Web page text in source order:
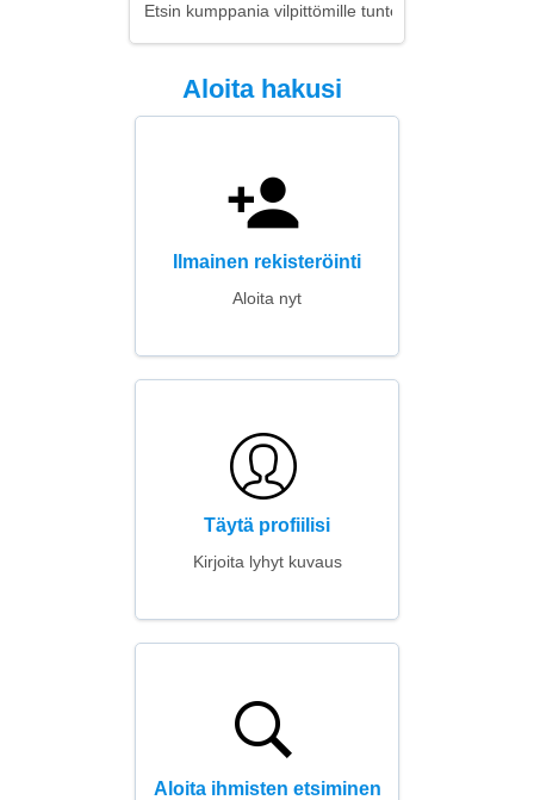
Etsin kumppania vilpittömille tunteille
Aloita hakusi
Ilmainen rekisteröinti
Aloita nyt
Täytä profiilisi
Kirjoita lyhyt kuvaus
Aloita ihmisten etsiminen